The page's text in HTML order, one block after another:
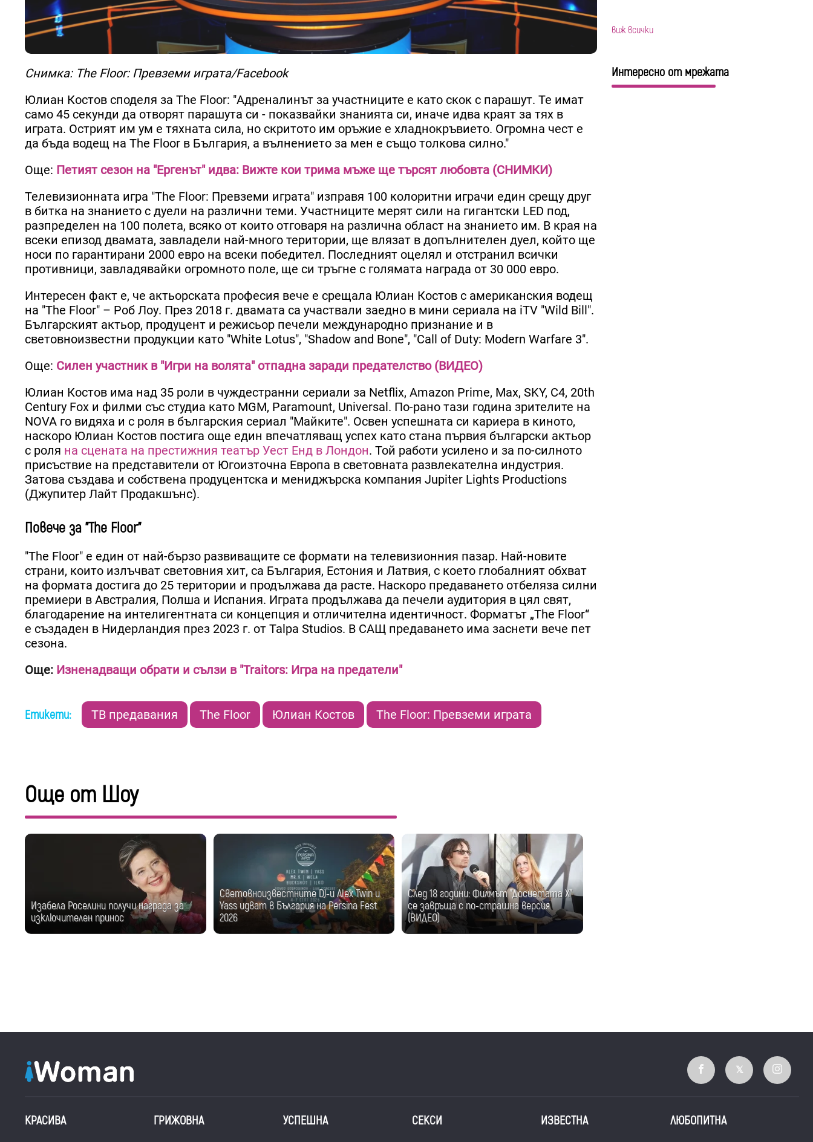
Снимка: The Floor: Превземи играта/Facebook
Юлиан Костов споделя за The Floor: "Адреналинът за участниците е като скок с парашут. Те имат
само 45 секунди да отворят парашута си - показвайки знанията си, иначе идва краят за тях в
играта. Острият им ум е тяхната сила, но скритото им оръжие е хладнокръвието. Огромна чест е
да бъда водещ на The Floor в България, а вълнението за мен e също толкова силно."
Още: Петият сезон на "Ергенът" идва: Вижте кои трима мъже ще търсят любовта (СНИМКИ)
Телевизионната игра "The Floor: Превземи играта" изправя 100 колоритни играчи един срещу друг
в битка на знанието с дуели на различни теми. Участниците мерят сили на гигантски LED под,
разпределен на 100 полета, всяко от които отговаря на различна област на знанието им. В края на
всеки епизод двамата, завладели най-много територии, ще влязат в допълнителен дуел, който ще
носи по гарантирани 2000 евро на всеки победител. Последният оцелял и отстранил всички
противници, завладявайки огромното поле, ще си тръгне с голямата награда от 30 000 евро.
Интересен факт е, че актьорската професия вече е срещала Юлиан Костов с американския водещ
на "The Floor" – Роб Лоу. През 2018 г. двамата са участвали заедно в мини сериала на iTV "Wild Bill".
Българският актьор, продуцент и режисьор печели международно признание и в
световноизвестни продукции като "White Lotus", "Shadow and Bone", "Call of Duty: Modern Warfare 3".
Още: Силен участник в "Игри на волята" отпадна заради предателство (ВИДЕО)
Юлиан Костов има над 35 роли в чуждестранни сериали за Netflix, Amazon Prime, Max, SKY, C4, 20th
Century Fox и филми със студиа като MGM, Paramount, Universal. По-рано тази година зрителите на
NOVA го видяха и с роля в българския сериал "Майките". Освен успешната си кариера в киното,
наскоро Юлиан Костов постига още един впечатляващ успех като стана първия български актьор
с роля на сцената на престижния театър Уест Енд в Лондон. Той работи усилено и за по-силното
присъствие на представители от Югоизточна Европа в световната развлекателна индустрия.
Затова създава и собствена продуцентска и мениджърска компания Jupiter Lights Productions
(Джупитер Лайт Продакшънс).
Повече за "The Floor"
"The Floor" е един от най-бързо развиващите се формати на телевизионния пазар. Най-новите
страни, които излъчват световния хит, са България, Естония и Латвия, с което глобалният обхват
на формата достига до 25 територии и продължава да расте. Наскоро предаването отбеляза силни
премиери в Австралия, Полша и Испания. Играта продължава да печели аудитория в цял свят,
благодарение на интелигентната си концепция и отличителна идентичност. Форматът „The Floor“
e създаден в Нидерландия през 2023 г. от Talpa Studios. В САЩ предаването има заснети вече пет
сезона.
Още: Изненадващи обрати и сълзи в "Traitors: Игра на предатели"
Етикети: ТВ предавания The Floor Юлиан Костов The Floor: Превземи играта
Още от Шоу
Изабела Роселини получи награда за
изключителен принос
Световноизвестните DJ-и Alex Twin и
Yass идват в България на Persina Fest
2026
След 18 години: Филмът "Досиетата Х"
се завръща с по-страшна версия
(ВИДЕО)
виж всички
Интересно от мрежата
КРАСИВА ГРИЖОВНА УСПЕШНА СЕКСИ ИЗВЕСТНА ЛЮБОПИТНА